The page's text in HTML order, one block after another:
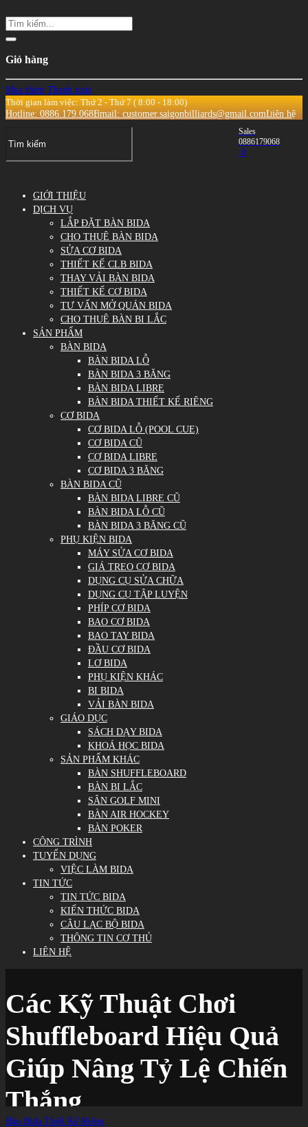
Giỏ hàng
Mua thêm Thanh toán
Thời gian làm việc: Thứ 2 - Thứ 7 ( 8:00 - 18:00)
Hotline: 0886.179.068Email: customer.saigonbilliards@gmail.comLiên hệ
Sales
0886179068
0
GIỚI THIỆU
DỊCH VỤ
LẮP ĐẶT BÀN BIDA
CHO THUÊ BÀN BIDA
SỬA CƠ BIDA
THIẾT KẾ CLB BIDA
THAY VẢI BÀN BIDA
THIẾT KẾ CƠ BIDA
TƯ VẤN MỞ QUÁN BIDA
CHO THUÊ BÀN BI LẮC
SẢN PHẨM
BÀN BIDA
BÀN BIDA LỖ
BÀN BIDA 3 BĂNG
BÀN BIDA LIBRE
BÀN BIDA THIẾT KẾ RIÊNG
CƠ BIDA
CƠ BIDA LỖ (POOL CUE)
CƠ BIDA CŨ
CƠ BIDA LIBRE
CƠ BIDA 3 BĂNG
BÀN BIDA CŨ
BÀN BIDA LIBRE CŨ
BÀN BIDA LỖ CŨ
BÀN BIDA 3 BĂNG CŨ
PHỤ KIỆN BIDA
MÁY SỬA CƠ BIDA
GIÁ TREO CƠ BIDA
DỤNG CỤ SỬA CHỮA
DỤNG CỤ TẬP LUYỆN
PHÍP CƠ BIDA
BAO CƠ BIDA
BAO TAY BIDA
ĐẦU CƠ BIDA
LƠ BIDA
PHỤ KIỆN KHÁC
BI BIDA
VẢI BÀN BIDA
GIÁO DỤC
SÁCH DẠY BIDA
KHOÁ HỌC BIDA
SẢN PHẨM KHÁC
BÀN SHUFFLEBOARD
BÀN BI LẮC
SÂN GOLF MINI
BÀN AIR HOCKEY
BÀN POKER
CÔNG TRÌNH
TUYỂN DỤNG
VIỆC LÀM BIDA
TIN TỨC
TIN TỨC BIDA
KIẾN THỨC BIDA
CÂU LẠC BỘ BIDA
THÔNG TIN CƠ THỦ
LIÊN HỆ
Các Kỹ Thuật Chơi
Shuffleboard Hiệu Quả
Giúp Nâng Tỷ Lệ Chiến
Thắng
Bàn Bida Thiết Kế Riêng